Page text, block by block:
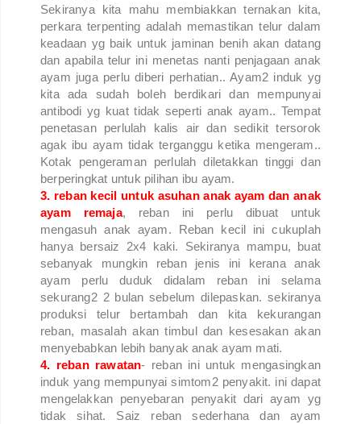
Sekiranya kita mahu membiakkan ternakan kita,
perkara terpenting adalah memastikan telur dalam
keadaan yg baik untuk jaminan benih akan datang
dan apabila telur ini menetas nanti penjagaan anak
ayam juga perlu diberi perhatian.. Ayam2 induk yg
kita ada sudah boleh berdikari dan mempunyai
antibodi yg kuat tidak seperti anak ayam.. Tempat
penetasan perlulah kalis air dan sedikit tersorok
agak ibu ayam tidak terganggu ketika mengeram..
Kotak pengeraman perlulah diletakkan tinggi dan
berperingkat untuk pilihan ibu ayam.
3. reban kecil untuk asuhan anak ayam dan anak
ayam remaja, reban ini perlu dibuat untuk
mengasuh anak ayam. Reban kecil ini cukuplah
hanya bersaiz 2x4 kaki. Sekiranya mampu, buat
sebanyak mungkin reban jenis ini kerana anak
ayam perlu duduk didalam reban ini selama
sekurang2 2 bulan sebelum dilepaskan. sekiranya
produksi telur bertambah dan kita kekurangan
reban, masalah akan timbul dan kesesakan akan
menyebabkan lebih banyak anak ayam mati.
4. reban rawatan- reban ini untuk mengasingkan
induk yang mempunyai simtom2 penyakit. ini dapat
mengelakkan penyebaran penyakit dari ayam yg
tidak sihat. Saiz reban sederhana dan ayam